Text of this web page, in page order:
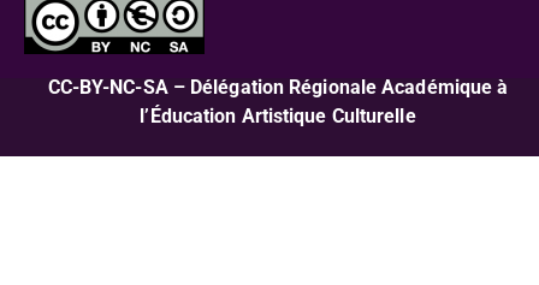
CC-BY-NC-SA – Délégation Régionale Académique à
l’Éducation Artistique Culturelle